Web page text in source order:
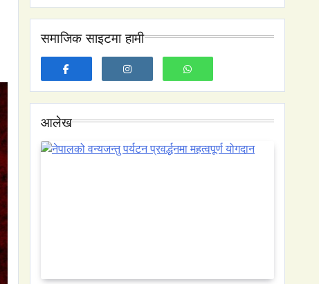
मोडिदियो
कार्यक्षमता सुधार
समाजिक साइटमा हामी
आलेख